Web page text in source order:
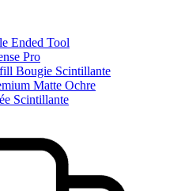
Ended Tool
Pro
Bougie Scintillante
Matte Ochre
Scintillante